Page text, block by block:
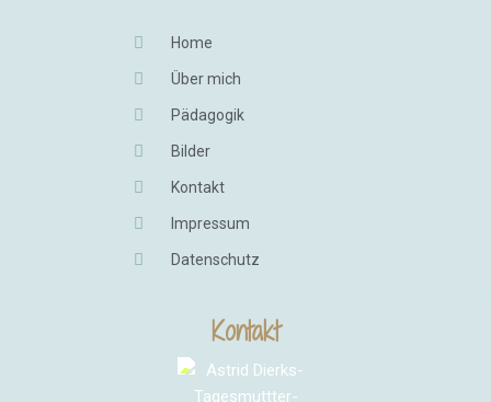
Home
Über mich
Pädagogik
Bilder
Kontakt
Impressum
Datenschutz
Kontakt